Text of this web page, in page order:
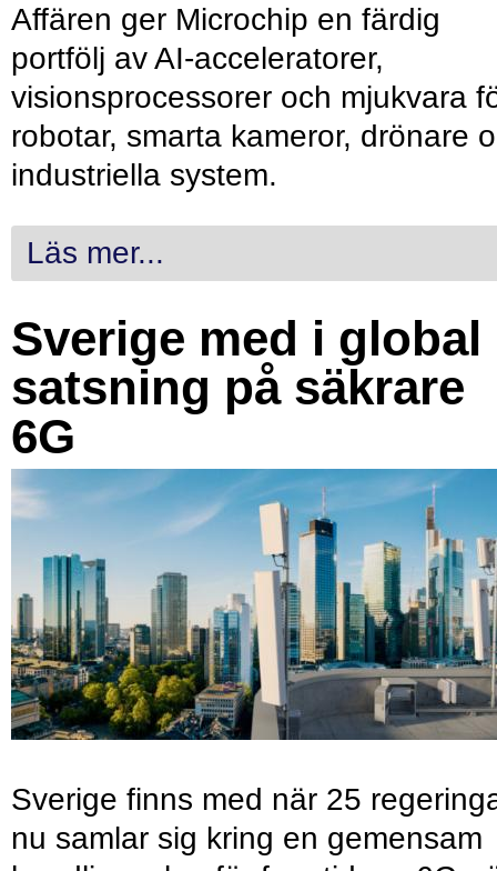
Affären ger Microchip en färdig
portfölj av AI-acceleratorer,
visionsprocessorer och mjukvara
robotar, smarta kameror, drönare
industriella system.
Läs mer...
Sverige med i global
satsning på säkrare
6G
Sverige finns med när 25
nu samlar sig kring en gemensam